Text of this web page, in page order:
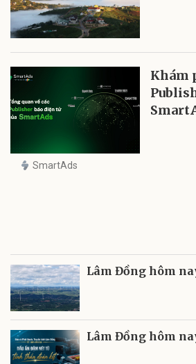
Khám
SmartAds
Lâm Đồng hôm
Lâm Đồng hôm